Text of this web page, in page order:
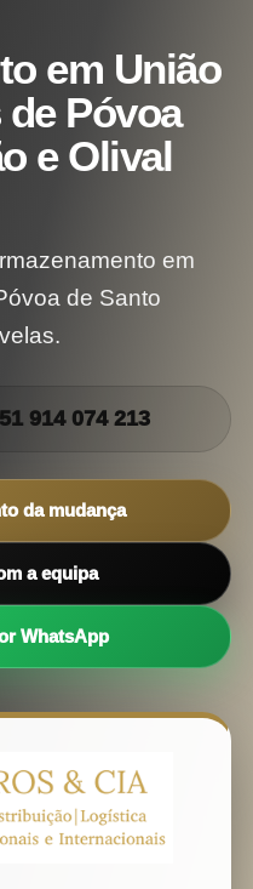
em União
Póvoa
e Olival
em
de Santo
914 074 213
da mudança
a equipa
WhatsApp